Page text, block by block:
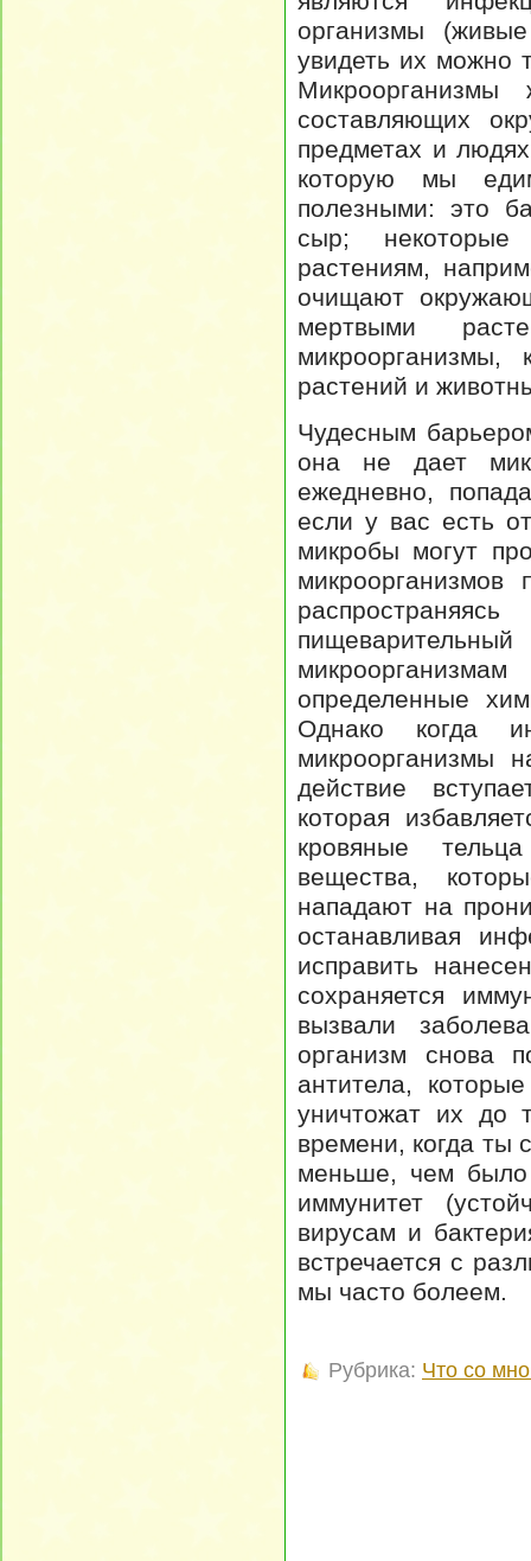
организмы
увидеть их можно
составляющих
предметах и
которую мы
полезными: это
сыр;
растениям,
очищают
мертвыми
микроорганизмы,
растений и
Чудесным
она не дает
ежедневно,
если у вас есть
микробы могут
определенные
Однако когда
микроорганизмы
действие
которая
кровяные
вещества,
нападают на
останавливая
исправить
сохраняется
вызвали
организм снова
антитела,
уничтожат их до
времени, когда ты
меньше, чем было
иммунитет
вирусам и
встречается с
мы часто болеем.
Рубрика: Что со